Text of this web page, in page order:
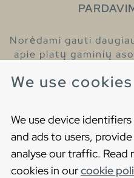
We use cookies
We use device
and ads to users,
analyse our traffic. Read
cookies in ourcookie
Norėdami gauti
apie platų gaminių